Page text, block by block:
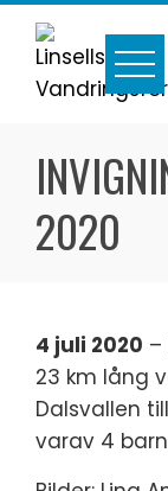
Skip
content
2020
4 juli 2020 –
23 km lång
Dalsvallen
varav 4